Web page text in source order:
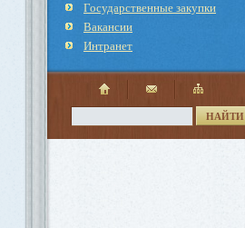
Государственные закупки
Вакансии
Интранет
НАЙТИ